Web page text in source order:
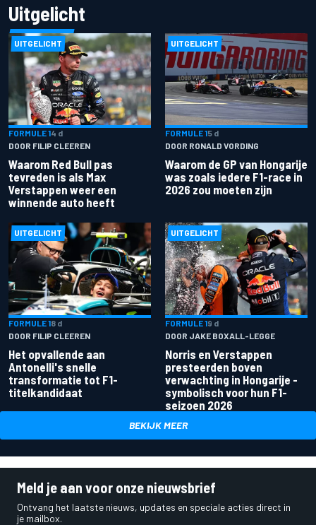
Uitgelicht
UITGELICHT
FORMULE 14 d
DOOR FILIP CLEEREN
Waarom Red Bull pas
tevreden is als Max
Verstappen weer een
winnende auto heeft
UITGELICHT
FORMULE 15 d
DOOR RONALD VORDING
Waarom de GP van Hongarije
was zoals iedere F1-race in
2026 zou moeten zijn
UITGELICHT
FORMULE 18 d
DOOR FILIP CLEEREN
Het opvallende aan
Antonelli's snelle
transformatie tot F1-
titelkandidaat
UITGELICHT
FORMULE 19 d
DOOR JAKE BOXALL-LEGGE
Norris en Verstappen
presteerden boven
verwachting in Hongarije -
symbolisch voor hun F1-
seizoen 2026
BEKIJK MEER
Meld je aan voor onze nieuwsbrief
Ontvang het laatste nieuws, updates en speciale acties direct in
je mailbox.